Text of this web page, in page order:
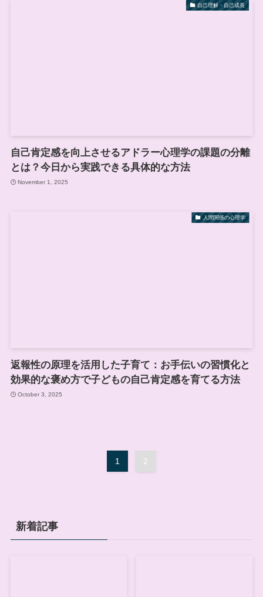
自己理解・自己成長
自己肯定感を向上させるアドラー心理学の課題の分離
とは？今日から実践できる具体的な方法
November 1, 2025
人間関係の心理学
返報性の原理を活用した子育て：お手伝いの習慣化と
効果的な褒め方で子どもの自己肯定感を育てる方法
October 3, 2025
1 2
新着記事